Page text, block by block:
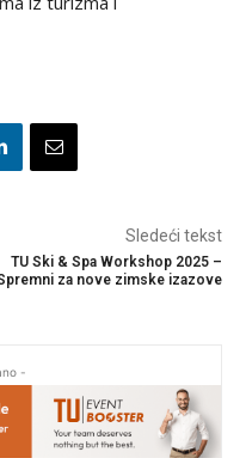
Sledeći tekst
TU Ski & Spa Workshop 2025 –
za nove zimske izazove
-